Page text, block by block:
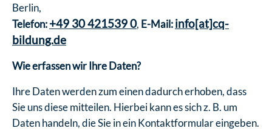
Berlin,
Telefon:+49 30 421539 0, E-Mail:info[at]cq-
bildung.de
Wie erfassen wir Ihre Daten?
Ihre Daten werden zum einen dadurch erhoben, dass
Sie uns diese mitteilen. Hierbei kann es sich z. B. um
Daten handeln, die Sie in ein Kontaktformular eingeben.